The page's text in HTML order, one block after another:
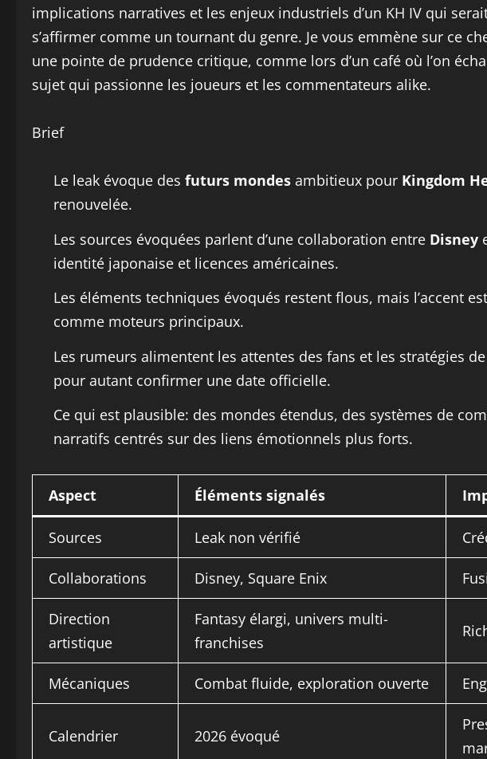
implications narratives et les enjeux industriels d’un KH IV qui
s’affirmer comme un tournant du genre. Je vous emmène sur ce
une pointe de prudence critique, comme lors d’un café où l’on
sujet qui passionne les joueurs et les commentateurs alike.
Brief
Le leak évoque des futurs mondes ambitieux pour Kingdom
renouvelée.
Les sources évoquées parlent d’une collaboration entre Disney
identité japonaise et licences américaines.
Les éléments techniques évoqués restent flous, mais l’accent
comme moteurs principaux.
Les rumeurs alimentent les attentes des fans et les stratégies
pour autant confirmer une date officielle.
Ce qui est plausible: des mondes étendus, des systèmes de
narratifs centrés sur des liens émotionnels plus forts.
Aspect Éléments signalés
Sources Leak non vérifié
Collaborations Disney, Square Enix
Direction
artistique
Fantasy élargi, univers multi-
franchises
Mécaniques Combat fluide, exploration ouverte
Calendrier 2026 évoqué